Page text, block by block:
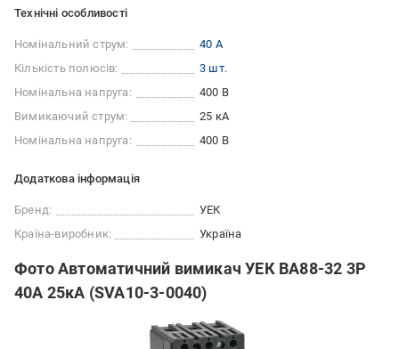
Технічні особливості
Номінальний струм:
40 А
Кількість полюсів:
3 шт.
Номінальна напруга:
400 В
Вимикаючий струм:
25 кА
Номінальна напруга:
400 В
Додаткова інформація
Бренд:
УЕК
Країна-виробник:
Україна
Фото Автоматичний вимикач УЕК ВА88-32 3Р
40А 25кА (SVA10-3-0040)